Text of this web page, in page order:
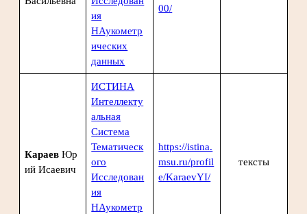
ия
НАукометр
ических
данных
00/
Караев Юр
ий Исаевич
ИСТИНА
Интеллекту
альная
Система
Тематическ
ого
Исследован
ия
НАукометр
https://istina.
msu.ru/profil
e/KaraevYI/
тексты